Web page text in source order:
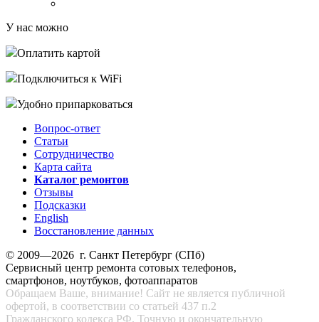
У нас можно
Оплатить картой
Подключиться к WiFi
Удобно припарковаться
Вопрос-ответ
Статьи
Сотрудничество
Карта сайта
Каталог ремонтов
Отзывы
Подсказки
English
Восстановление данных
© 2009—2026 г. Санкт Петербург (СПб)
Сервисный центр ремонта сотовых телефонов,
смартфонов, ноутбуков, фотоаппаратов
Обращаем Ваше, внимание! Сайт не является публичной
офертой, в соответствии со статьей 437 п.2
Гражданского кодекса РФ. Точную и окончательную